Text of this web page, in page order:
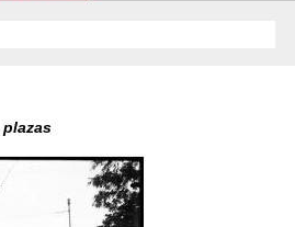
plazas